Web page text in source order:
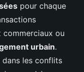
pour chaque
commerciaux ou
urbain.
dans les conflits